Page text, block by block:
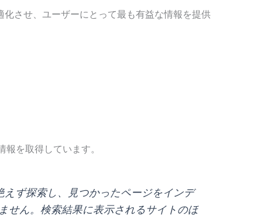
させ、ユーザーにとって最も有益な情報を提供
を取得しています。
ず探索し、見つかったページをインデ
せん。検索結果に表示されるサイトのほ